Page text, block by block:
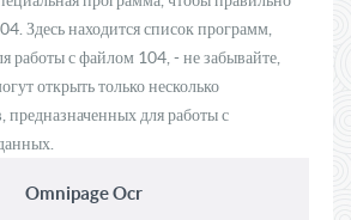
Здесь находится список программ,
работы с файлом 104, - не забывайте,
открыть только несколько
для работы с
Omnipage Ocr